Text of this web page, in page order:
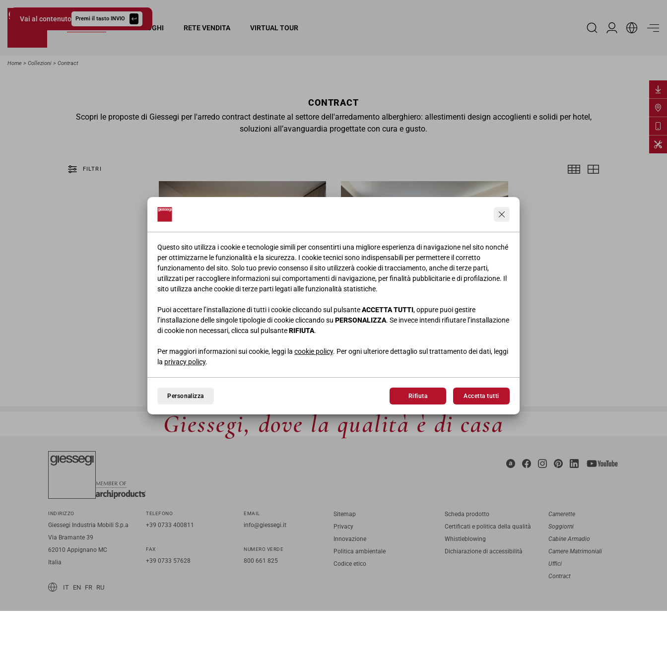
Questo sito utilizza i cookie e tecnologie simili per consentirti una migliore esperienza di navigazione nel sito nonché
per ottimizzarne le funzionalità e la sicurezza. I cookie tecnici sono indispensabili per permettere il corretto
funzionamento del sito. Solo tuo previo consenso il sito utilizzerà cookie di tracciamento, anche di terze parti,
utilizzati per raccogliere informazioni sui comportamenti di navigazione, per finalità pubblicitarie e di profilazione. Il
sito utilizza anche cookie di terze parti legati alle funzionalità statistiche.
Puoi accettare l’installazione di tutti i cookie cliccando sul pulsanteACCETTA TUTTI, oppure puoi gestire
l’installazione delle singole tipologie di cookie cliccando su PERSONALIZZA. Se invece intendi rifiutare l’installazione
di cookie non necessari, clicca sul pulsanteRIFIUTA.
Per maggiori informazioni sui cookie, leggi la cookie policy. Per ogni ulteriore dettaglio sul trattamento dei dati, leggi
la privacy policy.
Personalizza Rifiuta Accetta tutti
Vai al contenuto Premi il tasto INVIO
COLLEZIONI CATALOGHI RETE VENDITA VIRTUAL TOUR
Area Riservata
Home Collezioni Contract
CONTRACT
Scopri le proposte di Giessegi per l'arredo contract destinate al settore dell'arredamento alberghiero: allestimenti design accoglienti e solidi per hotel,
soluzioni all’avanguardia progettate con cura e gusto.
FILTRI
CONTRACT REALIZZAZIONI
Giessegi, dove la qualità è di casa
INDIRIZZO
Giessegi Industria Mobili S.p.a
Via Bramante 39
62010 Appignano MC
Italia
TELEFONO
+39 0733 400811
FAX
+39 0733 57628
EMAIL
info@giessegi.it
NUMERO VERDE
800 661 825
Sitemap
Privacy
Innovazione
Politica ambientale
Codice etico
Scheda prodotto
Certificati e politica della qualità
Whistleblowing
Dichiarazione di accessibilità
Camerette
Soggiorni
Cabine Armadio
Camere Matrimoniali
Uffici
Contract
IT EN FR RU